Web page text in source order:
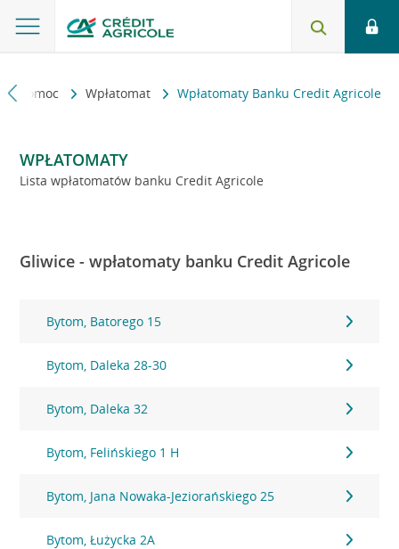
i pomoc Wpłatomat Wpłatomaty Banku Credit Agricole
WPŁATOMATY
Lista wpłatomatów banku Credit Agricole
Gliwice - wpłatomaty banku Credit Agricole
Bytom, Batorego 15
Bytom, Daleka 28-30
Bytom, Daleka 32
Bytom, Felińskiego 1 H
Bytom, Jana Nowaka-Jeziorańskiego 25
Bytom, Łużycka 2A